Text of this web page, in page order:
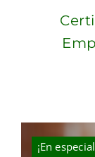
¡En